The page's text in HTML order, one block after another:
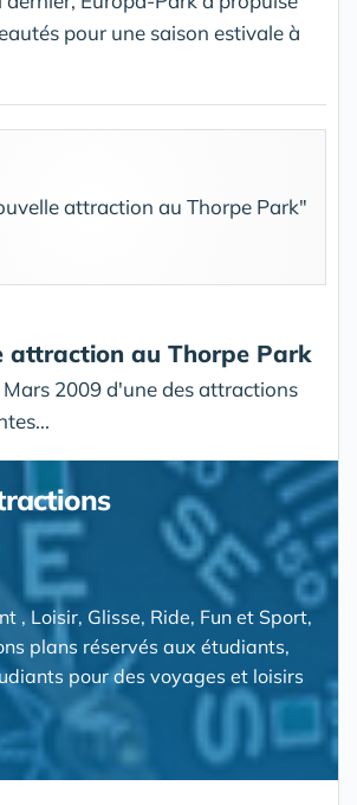
pour une saison estivale à
attraction au Thorpe Park
2009 d'une des attractions
, Loisir, Glisse, Ride, Fun et Sport,
plans réservés aux étudiants,
pour des voyages et loisirs